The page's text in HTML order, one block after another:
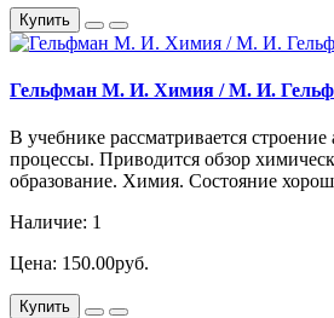
Купить
Гельфман М. И. Химия / М. И.
В учебнике рассматривается
процессы. Приводится обзор
образование. Химия. Состояние
Наличие: 1
Цена: 150.00руб.
Купить